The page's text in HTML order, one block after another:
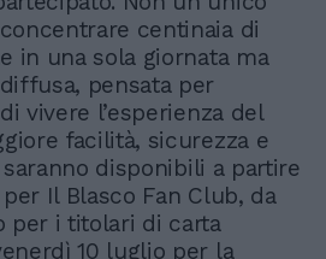
centinaia di
in una sola giornata ma
pensata per
vivere l’esperienza del
facilità, sicurezza e
disponibili a partire
Il Blasco Fan Club, da
per i titolari di carta
10 luglio per la